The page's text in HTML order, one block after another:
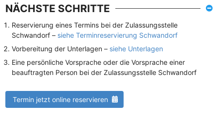
NÄCHSTE SCHRITTE
Reservierung eines Termins bei der Zulassungsstelle
Schwandorf – siehe Terminreservierung Schwandorf
Vorbereitung der Unterlagen – siehe Unterlagen
Eine persönliche Vorsprache oder die Vorsprache einer
beauftragten Person bei der Zulassungsstelle Schwandorf
Termin jetzt online reservieren